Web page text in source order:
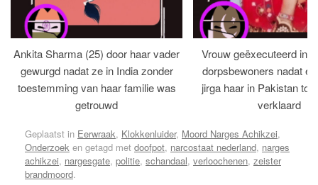
Ankita Sharma (25) door haar vader
gewurgd nadat ze in India zonder
toestemming van haar familie was
getrouwd
Vrouw geëxecuteerd in
dorpsbewoners nadat
jirga haar in Pakistan tot
verklaard
Geplaatst in Eerwraak, Klokkenluider, Moord Narges Achikzei,
Onderzoek en getagd met doofpot, narcostaat nederland, narges
achikzei, nargesgate, politie, schandaal, verloochenen, zeister
brandmoord.